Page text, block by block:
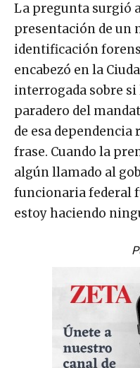
La pregunta surgió
presentación de un
identificación
encabezó en la
interrogada sobre si
paradero del
de esa dependencia
frase. Cuando la
algún llamado al
funcionaria federal
estoy haciendo